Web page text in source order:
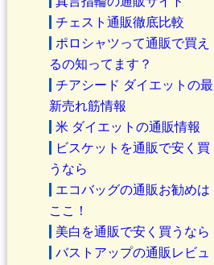
チェスト通販徹底比較
ポロシャツって通販で買え
るの知ってます？
チアシード ダイエットの最
新売れ筋情報
米 ダイエットの通販情報
ビスケットを通販で安く買
うなら
エコバッグの通販お勧めは
ここ！
美白を通販で安く買うなら
バストアップの通販レビュ